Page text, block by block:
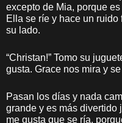
excepto de Mia, porque
Ella se ríe y hace un ruido
su lado.
“Christan!” Tomo su
gusta. Grace nos mira y
Pasan los días y nada
grande y es más divertido
me gusta que se ría,